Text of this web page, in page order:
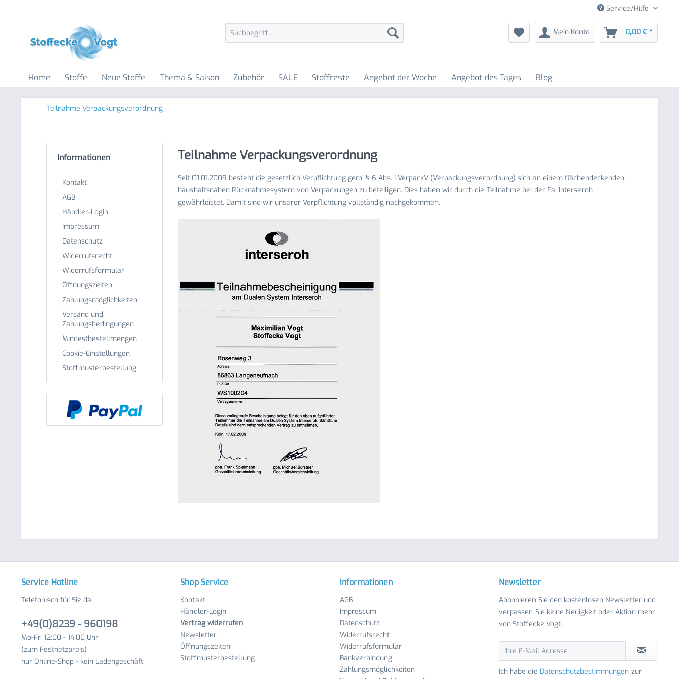
Service/Hilfe
Mein Konto 0,00 € *
Home Stoffe Neue Stoffe Thema & Saison Zubehör SALE Stoffreste Angebot der Woche Angebot des Tages Blog
Teilnahme Verpackungsverordnung
Informationen
Kontakt
AGB
Händler-Login
Impressum
Datenschutz
Widerrufsrecht
Widerrufsformular
Öffnungszeiten
Zahlungsmöglichkeiten
Versand und
Zahlungsbedingungen
Mindestbestellmengen
Cookie-Einstellungen
Stoffmusterbestellung
Teilnahme Verpackungsverordnung
Seit 01.01.2009 besteht die gesetzlich Verpflichtung gem. § 6 Abs. I VerpackV (Verpackungsverordnung) sich an einem flächendeckenden,
haushaltsnahen Rücknahmesystem von Verpackungen zu beteiligen. Dies haben wir durch die Teilnahme bei der Fa. Interseroh
gewährleistet. Damit sind wir unserer Verpflichtung vollständig nachgekommen.
Service Hotline
Telefonisch für Sie da:
+49(0)8239 - 960198
Mo-Fr, 12:00 - 14:00 Uhr
(zum Festnetzpreis)
nur Online-Shop - kein Ladengeschäft
Shop Service
Kontakt
Händler-Login
Vertrag widerrufen
Newsletter
Öffnungszeiten
Stoffmusterbestellung
Informationen
AGB
Impressum
Datenschutz
Widerrufsrecht
Widerrufsformular
Bankverbindung
Zahlungsmöglichkeiten
Newsletter
Abonnieren Sie den kostenlosen Newsletter und
verpassen Sie keine Neuigkeit oder Aktion mehr
von Stoffecke Vogt.
Ich habe die Datenschutzbestimmungen zur